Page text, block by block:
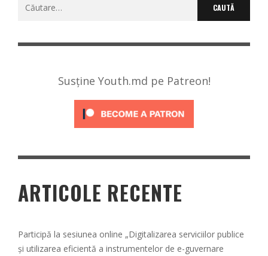
Susține Youth.md pe Patreon!
ARTICOLE RECENTE
Participă la sesiunea online „Digitalizarea serviciilor publice
și utilizarea eficientă a instrumentelor de e-guvernare